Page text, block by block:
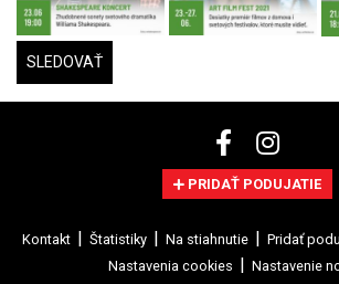
SLEDOVAŤ
PRIDAŤ PODUJATIE
Kontakt Štatistiky Na stiahnutie Pridať
Nastavenia cookies
Nastavenie